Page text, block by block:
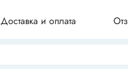
Доставка и оплата